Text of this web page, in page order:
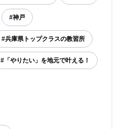
#神戸
#兵庫県トップクラスの教習所
#「やりたい」を地元で叶える！